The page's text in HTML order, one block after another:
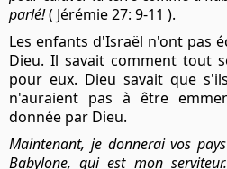
parlé!( Jérémie 27: 9-11 ).
Les enfants d'Israël n'ont pas
Dieu. Il savait comment tout
pour eux. Dieu savait que
n'auraient pas à être
donnée par Dieu.
Maintenant, je donnerai vos
Babylone, qui est mon